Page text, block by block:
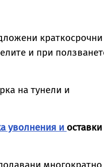
и при
на тунели и
уволнения и